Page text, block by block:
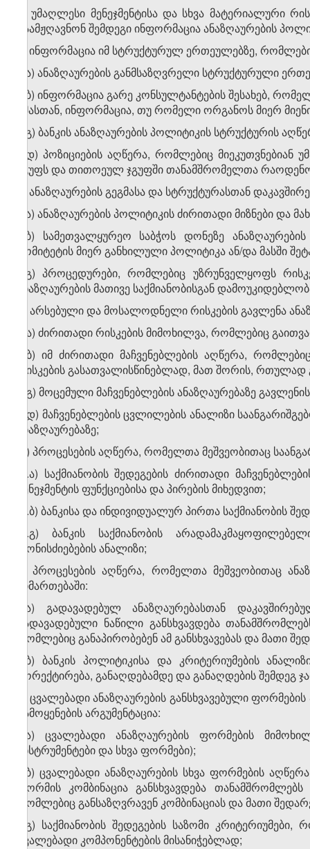
2. უმაღლესი მენეჯმენტისა და სხვა მატერიალური
გაამჟღავნონ შემდეგი ინფორმაცია ანაზღაურების
ა) ინფორმაცია იმ სტრუქტურულ ერთეულებზე,
ა.ა) ანაზღაურების განმსაზღვრელი სტრუქტურული
ა.ბ) ინფორმაცია გარე კონსულტანტების შესახებ,
ამასთან, ინფორმაცია, თუ რომელი ორგანოს მიერ
ა.გ) ბანკის ანაზღაურების პოლიტიკის სტრუქტურის
ა.დ) პოზიციების აღწერა, რომლებიც
ჯგუფს და თითოეულ ჯგუფში თანამშრომელთა
ბ) ანაზღაურების გეგმასა და სტრუქტურასთან
ბ.ა) ანაზღაურების პოლიტიკის ძირითადი მიზნები და
ბ.ბ) სამეთვალყურეო საბჭოს დონეზე
კომიტეტის მიერ განხილული პოლიტიკა ან/და მასში
ბ.გ) პროცედურები, რომლებიც უზრუნველყოფს
ანაზღაურების მათივე საქმიანობისგან
გ) არსებული და მოსალოდნელი რისკების გავლენა
გ.ა) ძირითადი რისკების მიმოხილვა, რომლებიც
გ.ბ) იმ ძირითადი მაჩვენებლების აღწერა,
რისკების გასათვალისწინებლად, მათ შორის, რთულად
გ.გ) მოცემული მაჩვენებლების ანაზღაურებაზე
გ.დ) მაჩვენებლების ცვლილების ანალიზი
ანაზღაურებაზე;
დ) პროცესების აღწერა, რომელთა მეშვეობითაც
დ.ა) საქმიანობის შედეგების ძირითადი
მენეჯმენტის ფუნქციებისა და პირების მიხედვით;
დ.ბ) ბანკისა და ინდივიდუალურ პირთა საქმიანობის
დ.გ) ბანკის საქმიანობის
ღონისძიებების ანალიზი;
ე) პროცესების აღწერა, რომელთა მეშვეობითაც
მიმართებაში:
ე.ა) გადავადებულ ანაზღაურებასთან
გადავადებული ნაწილი განსხვავდება
რომლებიც განაპირობებენ ამ განსხვავებას და მათი
ე.ბ) ბანკის პოლიტიკისა და კრიტერიუმების
კორექტირება, განაღდებამდე და განაღდების შემდეგ
ვ) ცვალებადი ანაზღაურების განსხვავებული
გამოყენების არგუმენტაცია:
ვ.ა) ცვალებადი ანაზღაურების ფორმების
ინსტრუმენტები და სხვა ფორმები);
ვ.ბ) ცვალებადი ანაზღაურების სხვა ფორმების
ფორმის კომბინაცია განსხვავდება
რომლებიც განსაზღვრავენ კომბინაციას და მათი
ვ.გ) საქმიანობის შედეგების საზომი
ცვალებადი კომპონენტების მისანიჭებლად;